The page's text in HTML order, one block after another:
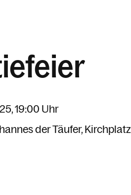
19:00 Uhr
der Täufer Kirchplatz